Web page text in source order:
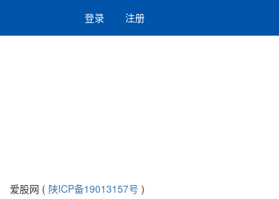
登录 注册
爱股网 ( 陕ICP备19013157号 )